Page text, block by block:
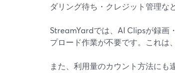
ダリング待ち・クレジット管理な
StreamYardでは、AI Clipsが録画
プロード作業が不要です。これは
また、利用量のカウント方法にも